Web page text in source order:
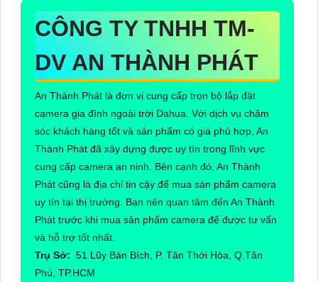
CÔNG TY TNHH TM-
DV AN THÀNH PHÁT
An Thành Phát là đơn vị cung cấp trọn bộ lắp đặt
camera gia đình ngoài trời Dahua. Với dịch vụ chăm
sóc khách hàng tốt và sản phẩm có giá phù hợp, An
Thành Phát đã xây dựng được uy tín trong lĩnh vực
cung cấp camera an ninh. Bên cạnh đó, An Thành
Phát cũng là địa chỉ tin cậy để mua sản phẩm camera
uy tín tại thị trường. Bạn nên quan tâm đến An Thành
Phát trước khi mua sản phẩm camera để được tư vấn
và hỗ trợ tốt nhất.
Trụ Sở: 51 Lũy Bán Bích, P. Tân Thới Hòa, Q.Tân
Phú, TP.HCM